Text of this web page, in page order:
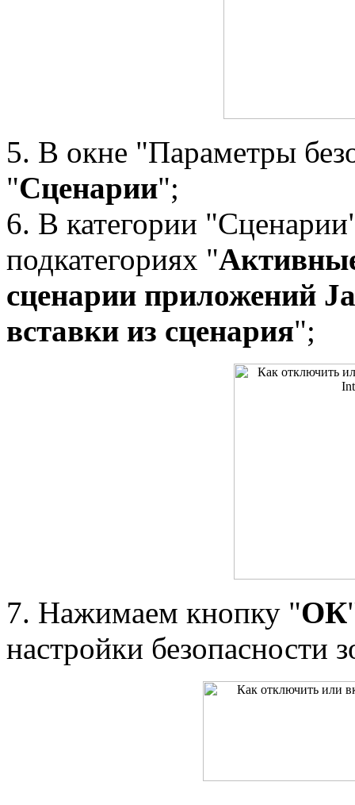
5. В окне "Параметры
"Сценарии";
6. В категории
подкатегориях "
сценарии приложений
вставки из сценария";
7. Нажимаем кнопку "ОК
настройки безопасности